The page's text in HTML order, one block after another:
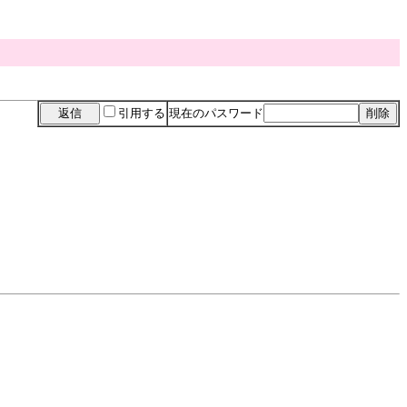
引用する 現在のパスワード